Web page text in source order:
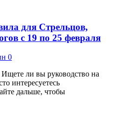
для Стрельцов,
с 19 по 25 февраля
0
ли вы руководство на
интересуетесь
дальше, чтобы